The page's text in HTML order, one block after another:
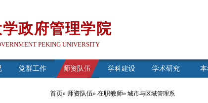
政府管理学院
PEKING UNIVERSITY
党群工作 师资队伍 学科建设 学术研究
首页» 师资队伍» 在职教师» 城市与区域管理系